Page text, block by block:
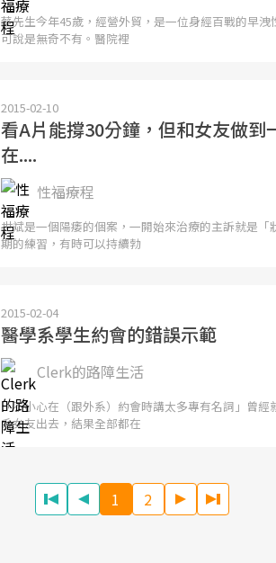
蔡先生今年45歲，經營外貿，是一位身經百戰的早
可說是無奇不有。醫院裡
2015-02-10
看A片能撐30分鐘，但和女友做到
在....
性福療程
世斌是一個陽痿的個案，一開始來治療的主訴就是「
期的練習，有時可以持續勃
2015-02-04
醫學系學生約會的錯誤示範
Clerk的路障生活
「不小心在（跟外系）約會時講太多專有名詞」曾
系女友出去，結果全部都在
1 2